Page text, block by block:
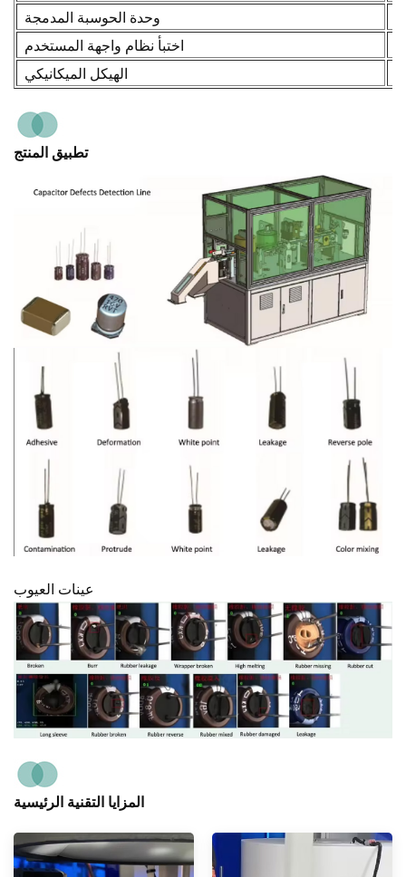
وحدة الحوسبة المدمجة
اختبأ نظام واجهة المستخدم
الهيكل الميكانيكي
تطبيق المنتج
عينات العيوب
المزايا التقنية الرئيسية